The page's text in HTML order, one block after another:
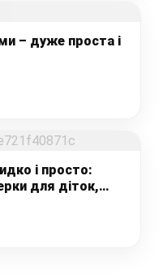
– дуже проста і
і просто:
для діток,